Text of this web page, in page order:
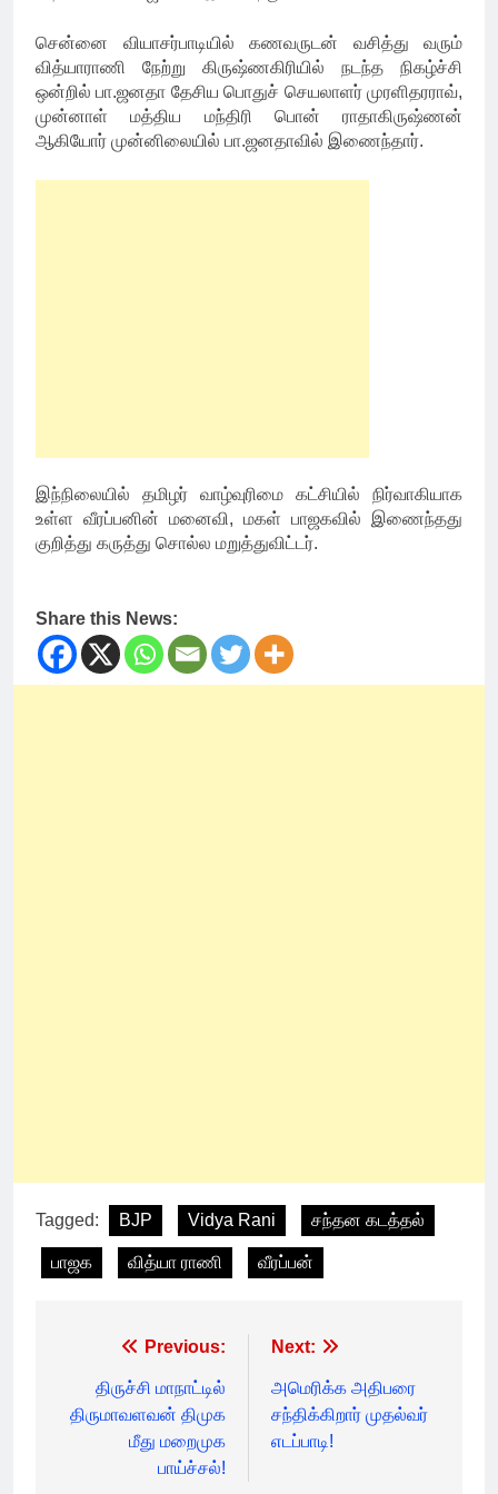
சென்னை வியாசர்பாடியில் கணவருடன் வசித்து வரும்
வித்யாராணி நேற்று கிருஷ்ணகிரியில் நடந்த நிகழ்ச்சி
ஒன்றில் பா.ஜனதா தேசிய பொதுச் செயலாளர் முரளிதரராவ்,
முன்னாள் மத்திய மந்திரி பொன் ராதாகிருஷ்ணன்
ஆகியோர் முன்னிலையில் பா.ஜனதாவில் இணைந்தார்.
இந்நிலையில் தமிழர் வாழ்வுரிமை கட்சியில் நிர்வாகியாக
உள்ள வீரப்பனின் மனைவி, மகள் பாஜகவில் இணைந்தது
குறித்து கருத்து சொல்ல மறுத்துவிட்டர்.
Share this News:
Tagged: BJP Vidya Rani சந்தன கடத்தல்
பாஜக வித்யா ராணி வீரப்பன்
navigation
Previous:
திருச்சி மாநாட்டில்
திருமாவளவன் திமுக
மீது மறைமுக
பாய்ச்சல்!
Next:
அமெரிக்க அதிபரை
சந்திக்கிறார் முதல்வர்
எடப்பாடி!